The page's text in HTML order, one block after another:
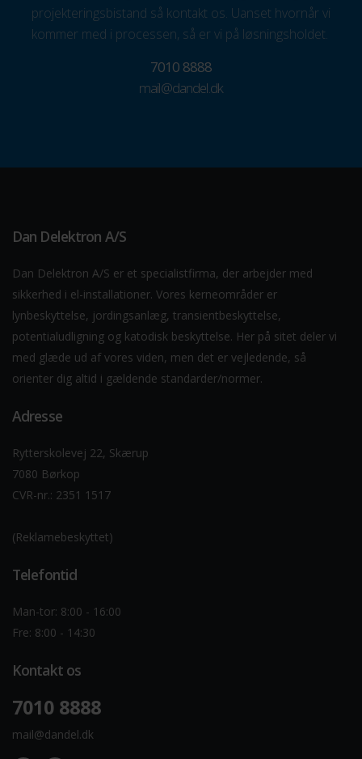
projekteringsbistand så kontakt os. Uanset hvornår vi
kommer med i processen, så er vi på løsningsholdet.
7010 8888
mail@dandel.dk
Dan Delektron A/S
Dan Delektron A/S er et specialistfirma, der arbejder med
sikkerhed i el-installationer. Vores kerneområder er
lynbeskyttelse, jordingsanlæg, transientbeskyttelse,
potentialudligning og katodisk beskyttelse. Her på sitet deler vi
med glæde ud af vores viden, men det er vejledende, så
orienter dig altid i gældende standarder/normer.
Adresse
Rytterskolevej 22, Skærup
7080 Børkop
CVR-nr.: 2351 1517
(Reklamebeskyttet)
Telefontid
Man-tor: 8:00 - 16:00
Fre: 8:00 - 14:30
Kontakt os
7010 8888
mail@dandel.dk